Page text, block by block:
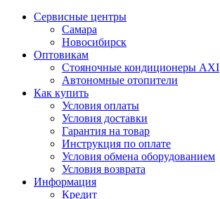
Сервисные центры
Самара
Новосибирск
Оптовикам
Стояночные кондиционеры AXI
Автономные отопители
Как купить
Условия оплаты
Условия доставки
Гарантия на товар
Инструкция по оплате
Условия обмена оборудованием
Условия возврата
Информация
Кредит